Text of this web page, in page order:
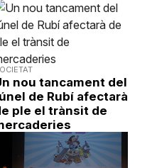
nou tancament del
de Rubí afectarà
ple el trànsit de